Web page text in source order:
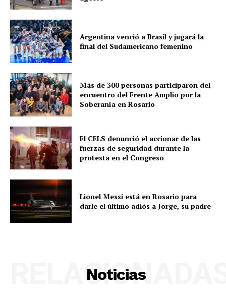
Argentina venció a Brasil y jugará la
final del Sudamericano femenino
Más de 300 personas participaron del
encuentro del Frente Amplio por la
Soberanía en Rosario
El CELS denunció el accionar de las
fuerzas de seguridad durante la
protesta en el Congreso
Lionel Messi está en Rosario para
darle el último adiós a Jorge, su padre
Noticias